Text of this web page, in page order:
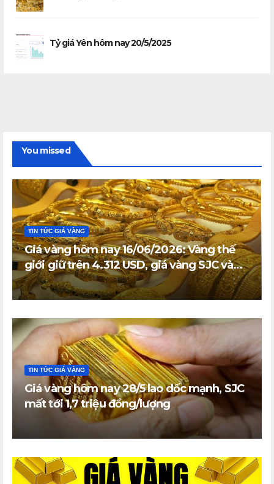
Tỷ giá Yên hôm nay 20/5/2025
You missed
TIN TỨC GIÁ VÀNG
Giá vàng hôm nay 16/06/2026: Vàng thế
giới giữ trên 4.312 USD, giá vàng SJC và
vàng nhẫn trong nước đi ngang
TIN TỨC GIÁ VÀNG
Giá vàng hôm nay 28/5 lao dốc mạnh, SJC
mất tới 1,7 triệu đồng/lượng